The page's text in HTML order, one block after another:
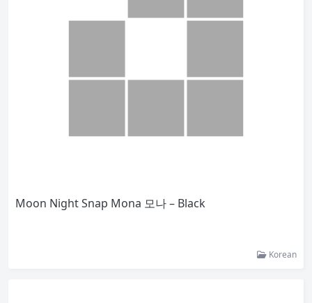
Moon Night Snap Mona 모나 – Black
Korean